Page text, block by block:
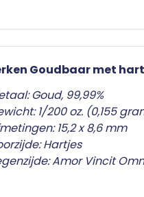
Goudbaar met
Goud, 99,99%
1/200 oz. (0,155
15,2 x 8,6 mm
Hartjes
Amor Vincit